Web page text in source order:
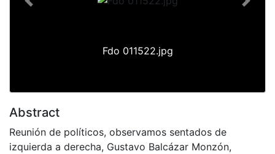
Fdo 011522.jpg
Previous Next
Abstract
Reunión de políticos, observamos sentados de
izquierda a derecha, Gustavo Balcázar Monzón,